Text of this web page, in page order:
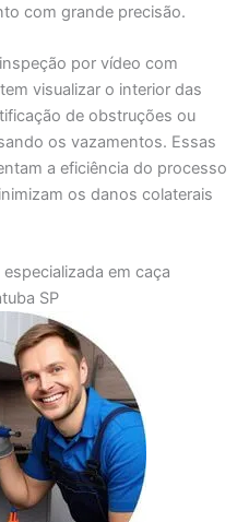
com grande precisão.
por vídeo com
visualizar o interior das
de obstruções ou
os vazamentos. Essas
a eficiência do processo
os danos colaterais
em caça
SP